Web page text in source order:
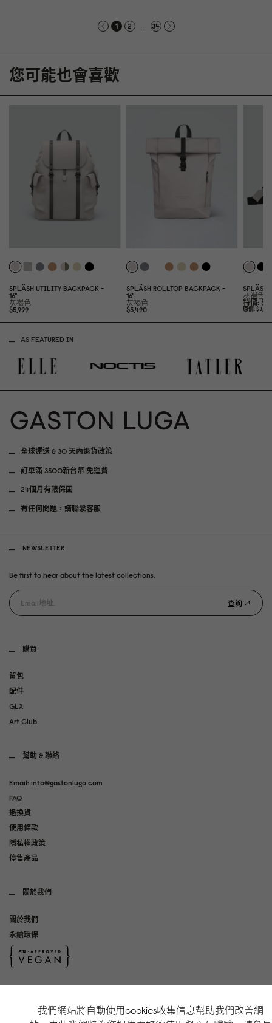
1 2 ... 34
您可能也會喜歡
SPLÄSH UTILITY BACKPACK -
16"
灰褐色
$5,999
SPLÄSH ROLLTOP BACKPACK -
16"
灰褐色
$5,490
SPLÄSH
灰褐色
特價
原價 $3,
AS FEATURED IN
全球運送 & 30 天內退貨政策
訂單滿 3500新台幣 免運費
24個月有限保固
有任何問題，請聯繫客服
購買
背包
配件
GLX
Art Club
幫助 & 聯絡
Email: info@gastonluga.com
FAQ
退換貨
使用條款
隱私權政策
停售產品
關於我們
關於我們
永續環保
Instagram
NEWSLETTER
Be first to hear about the latest collections.
查詢
我們網站將自動使用cookies收集信息幫助我們改善網